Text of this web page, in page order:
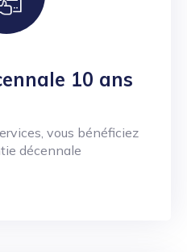
10 ans
vous bénéficiez
décennale